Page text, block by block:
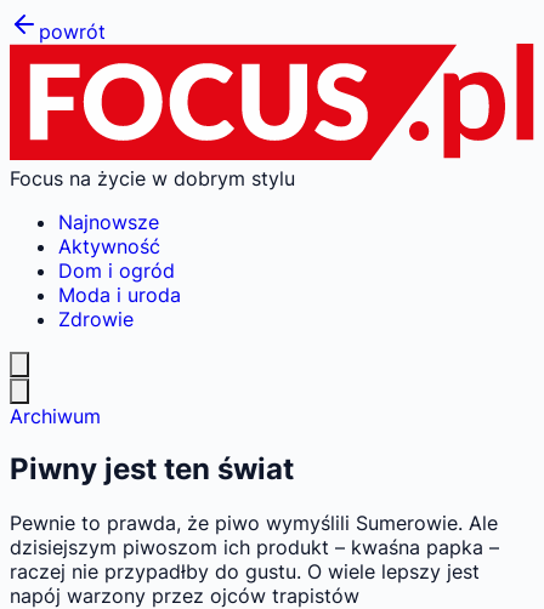
powrót
Focus na życie w dobrym stylu
Najnowsze
Aktywność
Dom i ogród
Moda i uroda
Zdrowie
Archiwum
Piwny jest ten świat
Pewnie to prawda, że piwo wymyślili Sumerowie. Ale
dzisiejszym piwoszom ich produkt – kwaśna papka –
raczej nie przypadłby do gustu. O wiele lepszy jest
napój warzony przez ojców trapistów